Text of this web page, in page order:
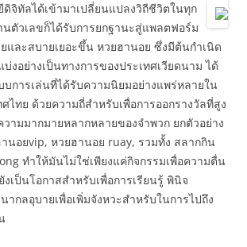
จิทัลได้เข้ามาเปลี่ยนแปลงวิถีชีวิตในทุก
ตัวเลขก็ได้รับการยกฐานะสู่แพลตฟอร์ม
และสบายเยอะขึ้น หวยฮานอย ซึ่งมีต้นกำเนิด
งอย่างเป็นทางการของประเทศเวียดนาม ได้
การเล่นที่ได้รับความนิยมอย่างแพร่หลายใน
ไทย ด้วยความถี่สำหรับเพื่อการออกรางวัลที่สูง
ามมากมายหลากหลายของจำพวก ยกตัวอย่าง
นอยvip, หวยฮานอย ruay, รวมทั้ง สลากกิน
ทำให้มันไม่ใช่เพียงแค่กิจกรรมเพื่อความตื่น
เป็นโอกาสสำหรับเพื่อการเรียนรู้ พินิจ
กลอุบายเพื่อเพิ่มจังหวะสำหรับในการไปถึง